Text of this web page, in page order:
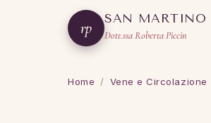
rp SAN MARTINO
Dott.ssa Roberta Piccin
Home / Vene e Circolazione